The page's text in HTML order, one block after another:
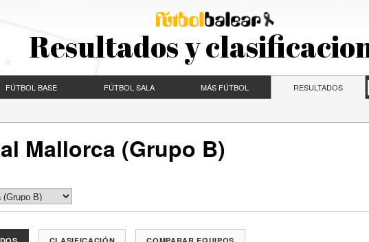
Resultados y
FÚTBOL BASE FÚTBOL SALA MÁS FÚTBOL RESULTADOS
Mallorca (Grupo B)